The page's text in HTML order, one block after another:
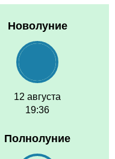
Новолуние
12 августа
19:36
Полнолуние